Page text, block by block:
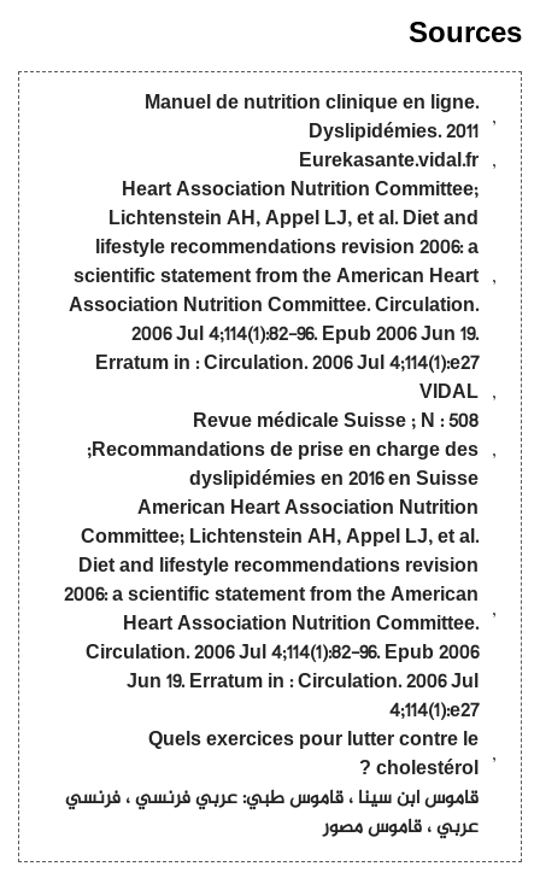
Sources
Manuel de nutrition clinique en ligne.
Dyslipidémies. 2011
Eurekasante.vidal.fr
Heart Association Nutrition Committee;
Lichtenstein AH, Appel LJ, et al. Diet and
lifestyle recommendations revision 2006: a
scientific statement from the American Heart
Association Nutrition Committee. Circulation.
2006 Jul 4;114(1):82-96. Epub 2006 Jun 19.
Erratum in : Circulation. 2006 Jul 4;114(1):e27
VIDAL
Revue médicale Suisse ; N : 508
;Recommandations de prise en charge des
dyslipidémies en 2016 en Suisse
American Heart Association Nutrition
Committee; Lichtenstein AH, Appel LJ, et al.
Diet and lifestyle recommendations revision
2006: a scientific statement from the American
Heart Association Nutrition Committee.
Circulation. 2006 Jul 4;114(1):82-96. Epub 2006
Jun 19. Erratum in : Circulation. 2006 Jul
4;114(1):e27
Quels exercices pour lutter contre le
cholestérol ?
قاموس ابن سينا ، قاموس طبي: عربي فرنسي ، فرنسي
عربي ، قاموس مصور